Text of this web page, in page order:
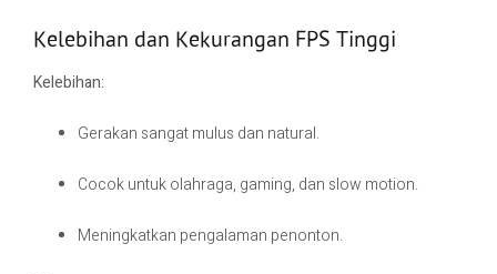
Kelebihan dan Kekurangan FPS Tinggi
Kelebihan:
Gerakan sangat mulus dan natural.
Cocok untuk olahraga, gaming, dan slow motion.
Meningkatkan pengalaman penonton.